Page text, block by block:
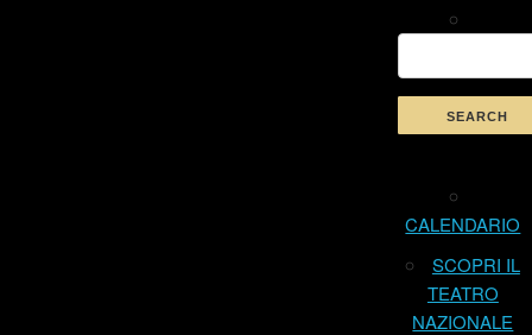
CALENDARIO
SCOPRI IL
TEATRO
NAZIONALE